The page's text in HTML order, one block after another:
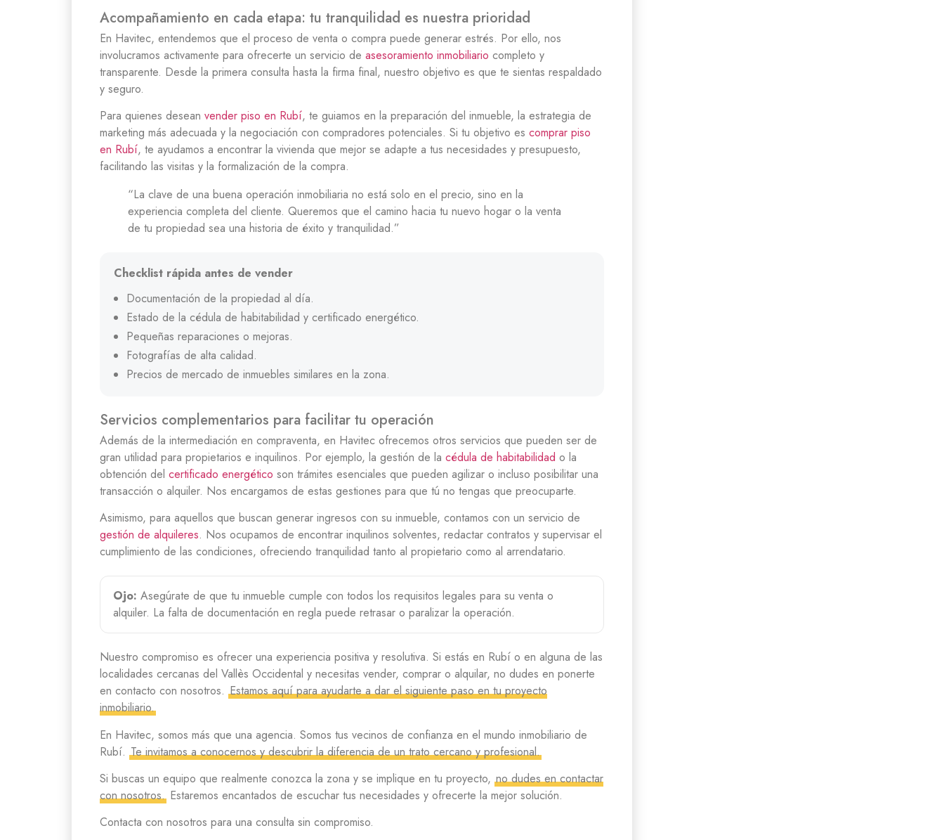
Acompañamiento en cada etapa: tu tranquilidad es nuestra prioridad
En Havitec, entendemos que el proceso de venta o compra puede generar estrés. Por ello, nos
involucramos activamente para ofrecerte un servicio de asesoramiento inmobiliario completo y
transparente. Desde la primera consulta hasta la firma final, nuestro objetivo es que te sientas respaldado
y seguro.
Para quienes desean vender piso en Rubí, te guiamos en la preparación del inmueble, la estrategia de
marketing más adecuada y la negociación con compradores potenciales. Si tu objetivo es comprar piso
en Rubí, te ayudamos a encontrar la vivienda que mejor se adapte a tus necesidades y presupuesto,
facilitando las visitas y la formalización de la compra.
“La clave de una buena operación inmobiliaria no está solo en el precio, sino en la
experiencia completa del cliente. Queremos que el camino hacia tu nuevo hogar o la venta
de tu propiedad sea una historia de éxito y tranquilidad.”
Checklist rápida antes de vender
Documentación de la propiedad al día.
Estado de la cédula de habitabilidad y certificado energético.
Pequeñas reparaciones o mejoras.
Fotografías de alta calidad.
Precios de mercado de inmuebles similares en la zona.
Servicios complementarios para facilitar tu operación
Además de la intermediación en compraventa, en Havitec ofrecemos otros servicios que pueden ser de
gran utilidad para propietarios e inquilinos. Por ejemplo, la gestión de la cédula de habitabilidad o la
obtención del certificado energético son trámites esenciales que pueden agilizar o incluso posibilitar una
transacción o alquiler. Nos encargamos de estas gestiones para que tú no tengas que preocuparte.
Asimismo, para aquellos que buscan generar ingresos con su inmueble, contamos con un servicio de
gestión de alquileres. Nos ocupamos de encontrar inquilinos solventes, redactar contratos y supervisar el
cumplimiento de las condiciones, ofreciendo tranquilidad tanto al propietario como al arrendatario.
Ojo: Asegúrate de que tu inmueble cumple con todos los requisitos legales para su venta o
alquiler. La falta de documentación en regla puede retrasar o paralizar la operación.
Nuestro compromiso es ofrecer una experiencia positiva y resolutiva. Si estás en Rubí o en alguna de las
localidades cercanas del Vallès Occidental y necesitas vender, comprar o alquilar, no dudes en ponerte
en contacto con nosotros. Estamos aquí para ayudarte a dar el siguiente paso en tu proyecto
inmobiliario.
En Havitec, somos más que una agencia. Somos tus vecinos de confianza en el mundo inmobiliario de
Rubí. Te invitamos a conocernos y descubrir la diferencia de un trato cercano y profesional.
Si buscas un equipo que realmente conozca la zona y se implique en tu proyecto, no dudes en contactar
con nosotros.Estaremos encantados de escuchar tus necesidades y ofrecerte la mejor solución.
Contacta con nosotros para una consulta sin compromiso.